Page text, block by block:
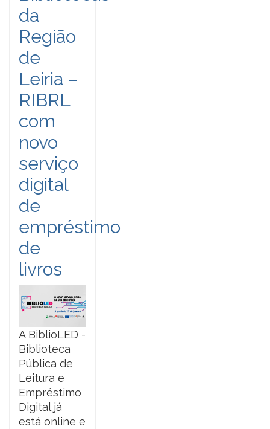
da
Região
de
Leiria –
RIBRL
com
novo
serviço
digital
de
empréstimo
de
livros
A BiblioLED -
Biblioteca
Pública de
Leitura e
Empréstimo
Digital já
está online e